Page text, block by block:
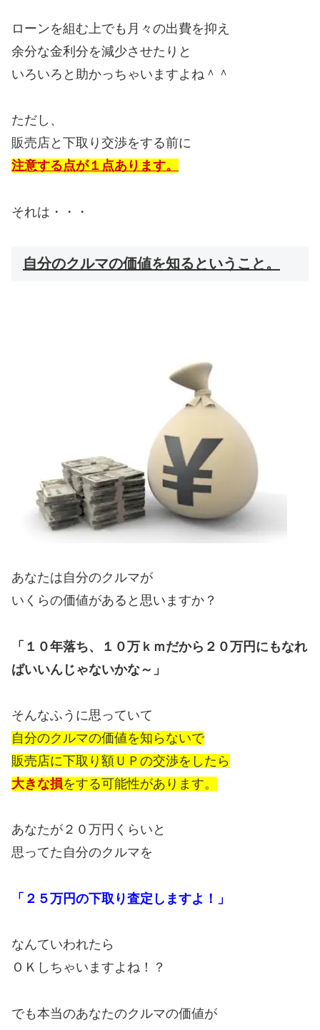
ローンを組む上でも月々の出費を抑え
余分な金利分を減少させたりと
いろいろと助かっちゃいますよね＾＾
ただし、
販売店と下取り交渉をする前に
注意する点が１点あります。
それは・・・
自分のクルマの価値を知るということ。
あなたは自分のクルマが
いくらの価値があると思いますか？
「１０年落ち、１０万ｋｍだから２０万円にもなれ
ばいいんじゃないかな～」
そんなふうに思っていて
自分のクルマの価値を知らないで
販売店に下取り額ＵＰの交渉をしたら
大きな損をする可能性があります。
あなたが２０万円くらいと
思ってた自分のクルマを
「２５万円の下取り査定しますよ！」
なんていわれたら
ＯＫしちゃいますよね！？
でも本当のあなたのクルマの価値が